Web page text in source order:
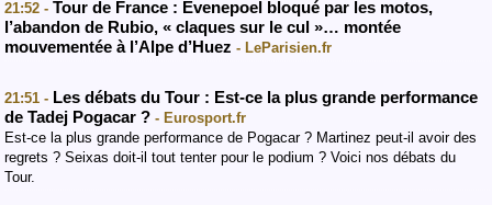
21:52 - Tour de France : Evenepoel bloqué par les motos,
l’abandon de Rubio, « claques sur le cul »… montée
mouvementée à l’Alpe d’Huez - LeParisien.fr
21:51 - Les débats du Tour : Est-ce la plus grande performance
de Tadej Pogacar ? - Eurosport.fr
Est-ce la plus grande performance de Pogacar ? Martinez peut-il avoir des
regrets ? Seixas doit-il tout tenter pour le podium ? Voici nos débats du
Tour.